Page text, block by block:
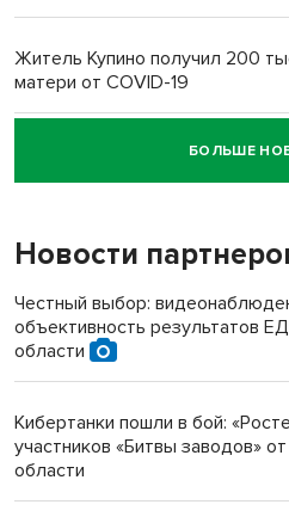
Житель Купино получил 200
матери от COVID-19
Новосибирский суд наказал
пенсионерки на вокзале
«Мы живём на пастбище!»: в
терроризируют жителей
Инвалид получил условный
протезом под Новосибирском
Новосибирский преподаватель
многодетных в России
БОЛЬШЕ
Новости
Честный выбор:
объективность результатов
области
Кибертанки пошли в бой:
участников «Битвы заводов»
области